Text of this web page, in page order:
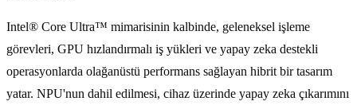
Intel® Core Ultra™ mimarisinin kalbinde, geleneksel işleme
görevleri, GPU hızlandırmalı iş yükleri ve yapay zeka destekli
operasyonlarda olağanüstü performans sağlayan hibrit bir tasarım
yatar. NPU'nun dahil edilmesi, cihaz üzerinde yapay zeka çıkarımını